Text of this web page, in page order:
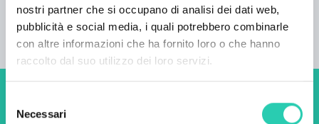
nostri partner che si occupano di analisi dei dati web,
pubblicità e social media, i quali potrebbero combinarle
con altre informazioni che ha fornito loro o che hanno
raccolto dal suo utilizzo dei loro servizi.
delNecessari
Non perderti i prossimi